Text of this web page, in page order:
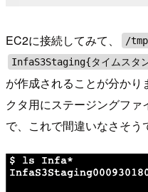
EC2に接続してみて、 /tmp
InfaS3Staging{タイムスタ
が作成されることが分か
クタ用にステージングフ
で、これで間違いなさそう